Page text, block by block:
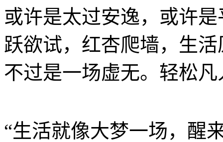
或许是太过安逸，或许
跃欲试，红杏爬墙，生
不过是一场虚无。轻松
“生活就像大梦一场，醒